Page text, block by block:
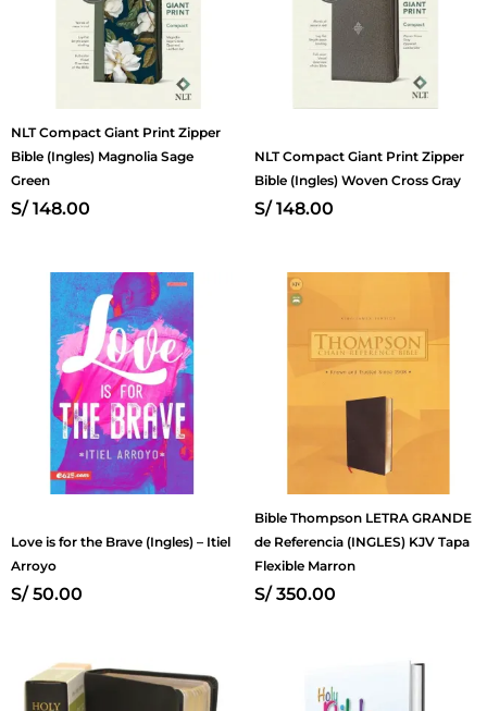
NLT Compact Giant Print Zipper
Bible (Ingles) Magnolia Sage
Green
S/148.00
NLT Compact Giant Print Zipper
Bible (Ingles) Woven Cross Gray
S/148.00
Love is for the Brave (Ingles) – Itiel
Arroyo
S/50.00
Bible Thompson LETRA GRANDE
de Referencia (INGLES) KJV Tapa
Flexible Marron
S/350.00